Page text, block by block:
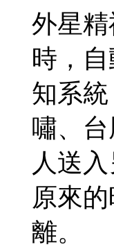
外星
時，
知系
嘯、
人送
原來
離。